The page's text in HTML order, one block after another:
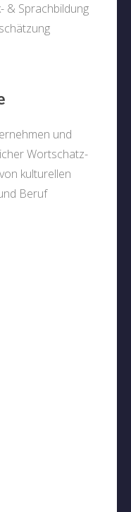
& Sprachbildung
und
Wortschatz-
kulturellen
Beruf